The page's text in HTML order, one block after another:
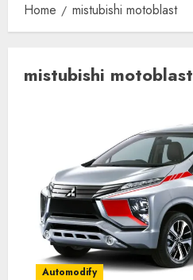
Home mistubishi motoblast
mistubishi motoblast
Automodify